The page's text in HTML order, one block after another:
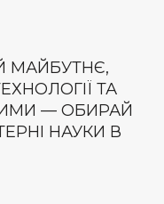
МАЙБУТНЄ,
ТА
— ОБИРАЙ
НАУКИ В